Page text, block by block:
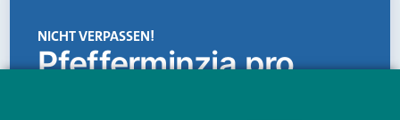
NICHT VERPASSEN!
Pfefferminzia.pro